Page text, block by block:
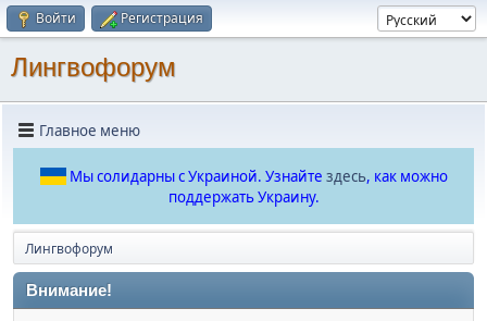
Войти Регистрация
Лингвофорум
Главное меню
Мы солидарны с Украиной. Узнайте здесь, как можно
поддержать Украину.
Лингвофорум
Внимание!